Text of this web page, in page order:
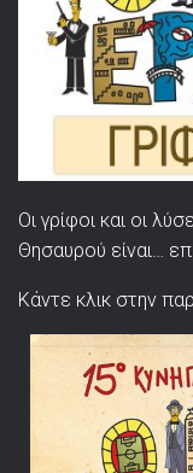
Οι γρίφοι και οι
Θησαυρού είναι…
Κάντε κλικ στην